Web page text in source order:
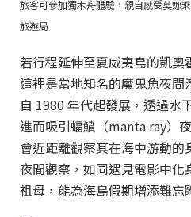
旅客可參加獨木舟體驗，親自感受莫娜
旅遊局
若行程延伸至夏威夷島的凱奧
這裡是當地知名的魔鬼魚夜
自 1980 年代起發展，透過水
進而吸引蝠鱝（manta ray）
會近距離觀察其在海中游動
夜間觀察，如同遇見電影中
祖母，能為海島假期增添難忘